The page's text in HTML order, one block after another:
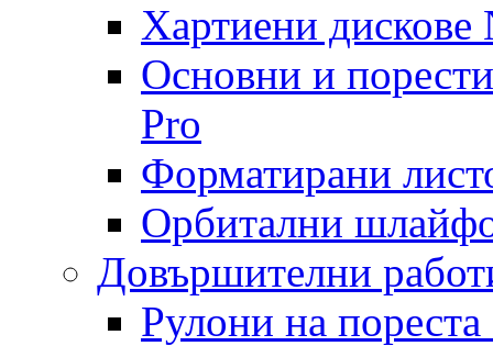
Хартиени
Основни и
Pro
Форматирани
Орбитални
Довършителни
Рулони на